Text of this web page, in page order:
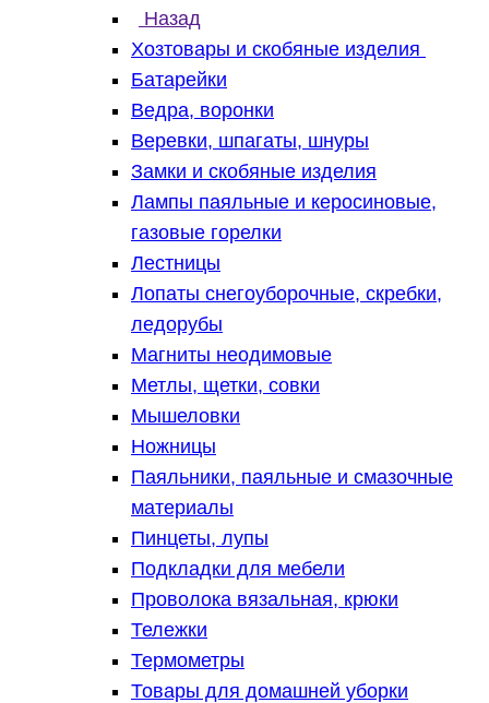
Назад
Хозтовары и скобяные изделия
Батарейки
Ведра, воронки
Веревки, шпагаты, шнуры
Замки и скобяные изделия
Лампы паяльные и керосиновые,
газовые горелки
Лестницы
Лопаты снегоуборочные, скребки,
ледорубы
Магниты неодимовые
Метлы, щетки, совки
Мышеловки
Ножницы
Паяльники, паяльные и смазочные
материалы
Пинцеты, лупы
Подкладки для мебели
Проволока вязальная, крюки
Тележки
Термометры
Товары для домашней уборки